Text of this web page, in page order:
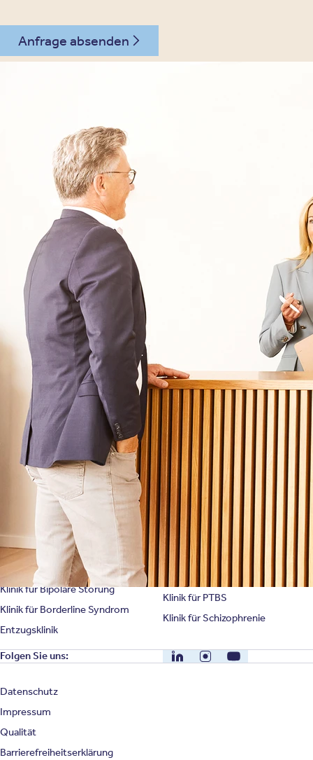
Anfrage absenden
Informationen
Für Patienten
Für Zuweiser
Für Angehörige
Über Oberberg
Kliniken für Kinder & Jugendlichen
Krankheitsbilder & Therapien
Behandlungsfelder
Therapien
Symptome & Beschwerden
Selbsttests
Presse
Bewertungen
Karriere
Unternehmensfakten
Spezialisierte Kliniken
Klinik für Depression
Klinik für Burnout
Klinik für Angststörung
Klinik für Zwangsstörung
Klinik für Persönlichkeitsstörung
Klinik für Bipolare Störung
Klinik für Borderline Syndrom
Entzugsklinik
Suchtklinik
Klinik für Anorexie
Klinik für Erschöpfung
Klinik für Essstörung
Klinik für Mediensucht
Klinik für Psychose
Klinik für PTBS
Klinik für Schizophrenie
Folgen Sie uns: LinkedInInstagramYouTube
Datenschutz
Impressum
Qualität
Barrierefreiheitserklärung